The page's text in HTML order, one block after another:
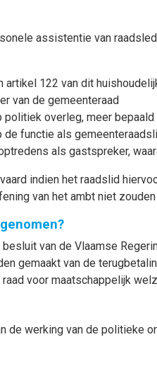
assistentie van
122 van dit
van de gemeenteraad
overleg, meer
functie als
als gastspreker,
indien het raadslid
van het ambt niet zouden
van de Vlaamse
gemaakt van de
voor maatschappelijk
de werking van de politieke